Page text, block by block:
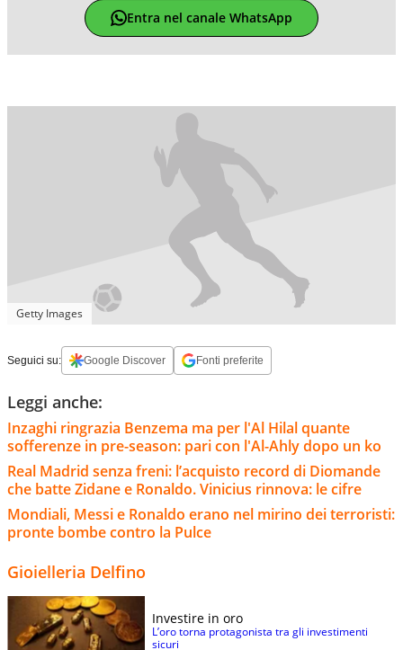
Entra nel canale WhatsApp
Getty Images
Seguici su: Google Discover Fonti preferite
Leggi anche:
Inzaghi ringrazia Benzema ma per l'Al Hilal quante
sofferenze in pre-season: pari con l'Al-Ahly dopo un ko
Real Madrid senza freni: l’acquisto record di Diomande
che batte Zidane e Ronaldo. Vinicius rinnova: le cifre
Mondiali, Messi e Ronaldo erano nel mirino dei terroristi:
pronte bombe contro la Pulce
Gioielleria Delfino
Investire in oro
L’oro torna protagonista tra gli investimenti
sicuri